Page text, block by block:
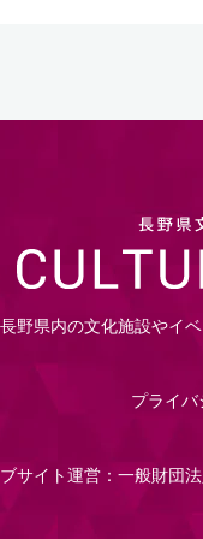
長野県内の文化施設やイ
プライバ
サイト運営：一般財団